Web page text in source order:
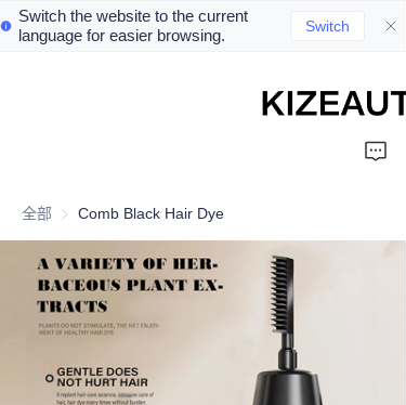
Switch the website to the current
language for easier browsing.
Switch
全部 Comb Black Hair Dye
hair mud